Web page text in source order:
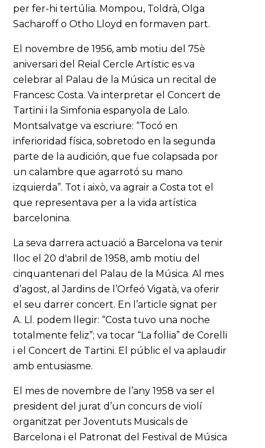
per fer-hi tertúlia. Mompou, Toldrà, Olga
Sacharoff o Otho Lloyd en formaven part.
El novembre de 1956, amb motiu del 75è
aniversari del Reial Cercle Artístic es va
celebrar al Palau de la Música un recital de
Francesc Costa. Va interpretar el Concert de
Tartini i la Simfonia espanyola de Lalo.
Montsalvatge va escriure: “Tocó en
inferioridad física, sobretodo en la segunda
parte de la audición, que fue colapsada por
un calambre que agarrotó su mano
izquierda”. Tot i això, va agrair a Costa tot el
que representava per a la vida artística
barcelonina.
La seva darrera actuació a Barcelona va tenir
lloc el 20 d'abril de 1958, amb motiu del
cinquantenari del Palau de la Música. Al mes
d’agost, al Jardins de l’Orfeó Vigatà, va oferir
el seu darrer concert. En l’article signat per
A. Ll. podem llegir: “Costa tuvo una noche
totalmente feliz”; va tocar “La follia” de Corelli
i el Concert de Tartini. El públic el va aplaudir
amb entusiasme.
El mes de novembre de l’any 1958 va ser el
president del jurat d’un concurs de violí
organitzat per Joventuts Musicals de
Barcelona i el Patronat del Festival de Música